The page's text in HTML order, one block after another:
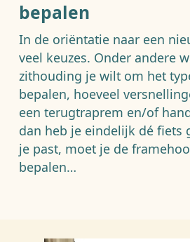
bepalen
In de oriëntatie naar een
veel keuzes. Onder andere
zithouding je wilt om het
bepalen, hoeveel
een terugtraprem en/of
dan heb je eindelijk dé fiets
je past, moet je de
bepalen…